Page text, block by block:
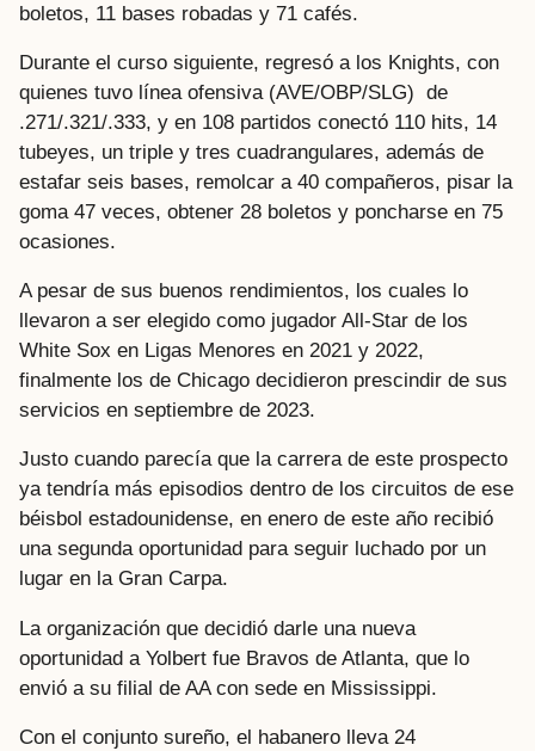
boletos, 11 bases robadas y 71 cafés.
Durante el curso siguiente, regresó a los Knights, con
quienes tuvo línea ofensiva (AVE/OBP/SLG) de
.271/.321/.333, y en 108 partidos conectó 110 hits, 14
tubeyes, un triple y tres cuadrangulares, además de
estafar seis bases, remolcar a 40 compañeros, pisar la
goma 47 veces, obtener 28 boletos y poncharse en 75
ocasiones.
A pesar de sus buenos rendimientos, los cuales lo
llevaron a ser elegido como jugador All-Star de los
White Sox en Ligas Menores en 2021 y 2022,
finalmente los de Chicago decidieron prescindir de sus
servicios en septiembre de 2023.
Justo cuando parecía que la carrera de este prospecto
ya tendría más episodios dentro de los circuitos de ese
béisbol estadounidense, en enero de este año recibió
una segunda oportunidad para seguir luchado por un
lugar en la Gran Carpa.
La organización que decidió darle una nueva
oportunidad a Yolbert fue Bravos de Atlanta, que lo
envió a su filial de AA con sede en Mississippi.
Con el conjunto sureño, el habanero lleva 24